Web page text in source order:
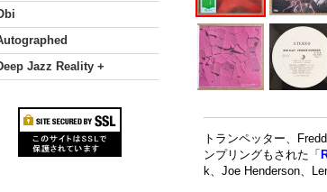
Jazz Reality +
トランペッター、
ンプリングもされた「
k、Joe Henderson、